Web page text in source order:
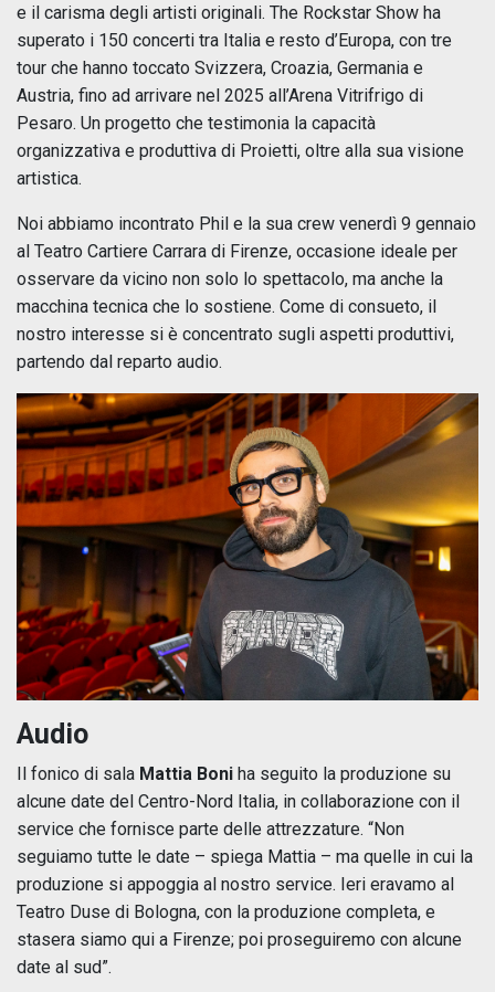
e il carisma degli artisti originali. The Rockstar Show ha
superato i 150 concerti tra Italia e resto d’Europa, con tre
tour che hanno toccato Svizzera, Croazia, Germania e
Austria, fino ad arrivare nel 2025 all’Arena Vitrifrigo di
Pesaro. Un progetto che testimonia la capacità
organizzativa e produttiva di Proietti, oltre alla sua visione
artistica.
Noi abbiamo incontrato Phil e la sua crew venerdì 9 gennaio
al Teatro Cartiere Carrara di Firenze, occasione ideale per
osservare da vicino non solo lo spettacolo, ma anche la
macchina tecnica che lo sostiene. Come di consueto, il
nostro interesse si è concentrato sugli aspetti produttivi,
partendo dal reparto audio.
Audio
Il fonico di sala Mattia Boni ha seguito la produzione su
alcune date del Centro-Nord Italia, in collaborazione con il
service che fornisce parte delle attrezzature. “Non
seguiamo tutte le date – spiega Mattia – ma quelle in cui la
produzione si appoggia al nostro service. Ieri eravamo al
Teatro Duse di Bologna, con la produzione completa, e
stasera siamo qui a Firenze; poi proseguiremo con alcune
date al sud”.